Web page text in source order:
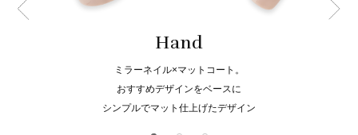
Hand
ミラーネイル×マットコート。
おすすめデザインをベースに
シンプルでマット仕上げたデザイン